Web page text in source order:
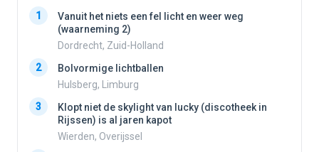
1
Vanuit het niets een fel licht en weer weg
(waarneming 2)
Dordrecht, Zuid-Holland
2
Bolvormige lichtballen
Hulsberg, Limburg
3
Klopt niet de skylight van lucky (discotheek in
Rijssen) is al jaren kapot
Wierden, Overijssel